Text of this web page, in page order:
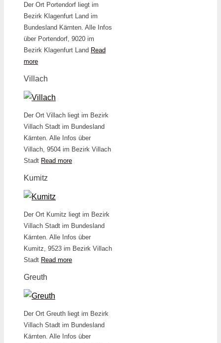
Der Ort Portendorf liegt im
Bezirk Klagenfurt Land im
Bundesland Kärnten. Alle Infos
über Portendorf, 9020 im
Bezirk Klagenfurt Land Read
more
Villach
Der Ort Villach liegt im Bezirk
Villach Stadt im Bundesland
Kärnten. Alle Infos über
Villach, 9504 im Bezirk Villach
Stadt Read more
Kumitz
Der Ort Kumitz liegt im Bezirk
Villach Stadt im Bundesland
Kärnten. Alle Infos über
Kumitz, 9523 im Bezirk Villach
Stadt Read more
Greuth
Der Ort Greuth liegt im Bezirk
Villach Stadt im Bundesland
Kärnten. Alle Infos über